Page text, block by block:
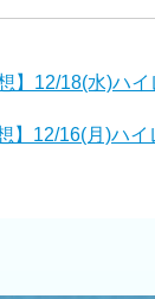
】12/18(水)ハ
】12/16(月)ハイ